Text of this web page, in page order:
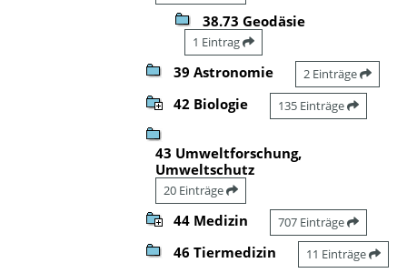
38.73 Geodäsie
1 Eintrag
39 Astronomie 2 Einträge
42 Biologie 135 Einträge
43 Umweltforschung,
Umweltschutz
20 Einträge
44 Medizin 707 Einträge
46 Tiermedizin 11 Einträge